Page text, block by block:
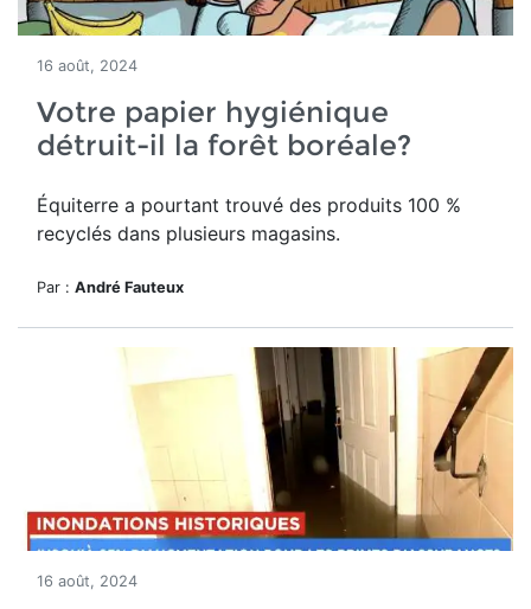
16 août, 2024
Votre papier hygiénique
détruit-il la forêt boréale?
Équiterre a pourtant trouvé des produits 100 %
recyclés dans plusieurs magasins.
Par : André Fauteux
16 août, 2024